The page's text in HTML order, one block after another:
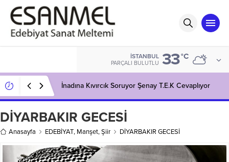
İSTANBUL
PARÇALI BULUTLU 33°C
İnadına Kıvırcık Soruyor Şenay T.E.K Cevaplıyor
DİYARBAKIR GECESİ
Anasayfa EDEBİYAT, Manşet,Şiir DİYARBAKIR GECESİ